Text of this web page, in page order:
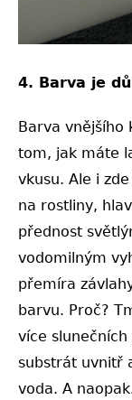
4. Barva je
Barva vnějšího
tom, jak máte
vkusu. Ale i
na rostliny,
přednost
vodomilným
přemíra
barvu. Proč?
více
substrát uvnitř
voda. A